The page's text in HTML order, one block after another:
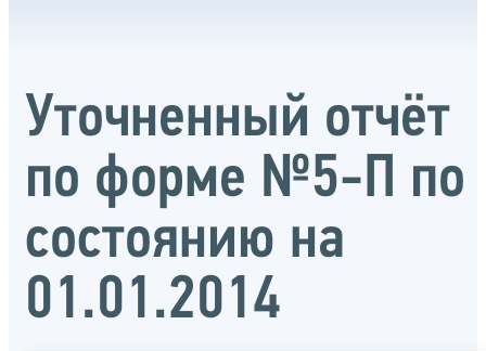
Уточненный отчёт
по форме №5-П по
состоянию на
01.01.2014